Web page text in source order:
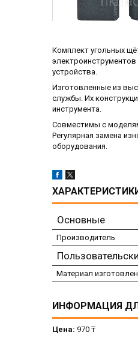
Комплект угольных
устройства.
Изготовленные из
службы. Их
инструмента.
Совместимы с
Регулярная замена
оборудования.
Основные
Производитель
Материал
ИНФОРМАЦИЯ
Цена: 970 ₸